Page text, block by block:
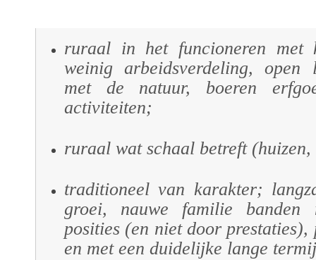
ruraal in het funcioneren met
weinig arbeidsverdeling, open
met de natuur, boeren
activiteiten;
ruraal wat schaal betreft
traditioneel van karakter;
groei, nauwe familie banden
posities (en niet door
en met een duidelijke lange